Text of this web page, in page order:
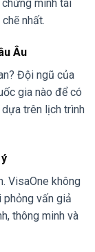
chứng minh tài
nhất.
Âu
Đội ngũ của
gia nào để có
trên lịch trình
VisaOne không
phỏng vấn giả
thông minh và